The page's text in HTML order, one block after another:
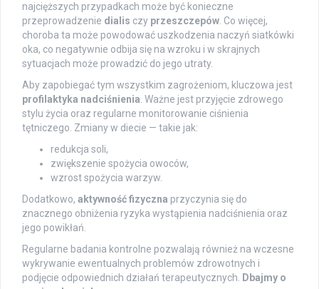
najcięższych przypadkach może być konieczne
przeprowadzenie dialis czy przeszczepów. Co więcej,
choroba ta może powodować uszkodzenia naczyń siatkówki
oka, co negatywnie odbija się na wzroku i w skrajnych
sytuacjach może prowadzić do jego utraty.
Aby zapobiegać tym wszystkim zagrożeniom, kluczowa jest
profilaktyka nadciśnienia. Ważne jest przyjęcie zdrowego
stylu życia oraz regularne monitorowanie ciśnienia
tętniczego. Zmiany w diecie — takie jak:
redukcja soli,
zwiększenie spożycia owoców,
wzrost spożycia warzyw.
Dodatkowo, aktywność fizyczna przyczynia się do
znacznego obniżenia ryzyka wystąpienia nadciśnienia oraz
jego powikłań.
Regularne badania kontrolne pozwalają również na wczesne
wykrywanie ewentualnych problemów zdrowotnych i
podjęcie odpowiednich działań terapeutycznych. Dbajmy o